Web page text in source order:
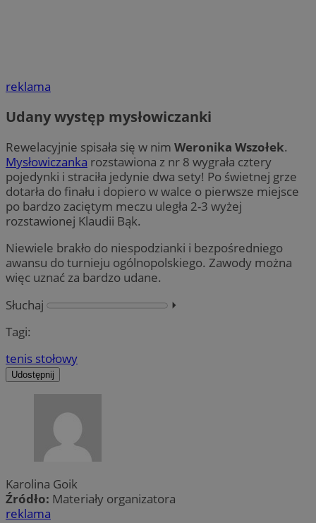
reklama
Udany występ mysłowiczanki
Rewelacyjnie spisała się w nim Weronika Wszołek.
Mysłowiczanka rozstawiona z nr 8 wygrała cztery
pojedynki i straciła jedynie dwa sety! Po świetnej grze
dotarła do finału i dopiero w walce o pierwsze miejsce
po bardzo zaciętym meczu uległa 2-3 wyżej
rozstawionej Klaudii Bąk.
Niewiele brakło do niespodzianki i bezpośredniego
awansu do turnieju ogólnopolskiego. Zawody można
więc uznać za bardzo udane.
Słuchaj
⏵︎
Tagi:
tenis stołowy
Udostępnij
Karolina Goik
Źródło: Materiały organizatora
reklama